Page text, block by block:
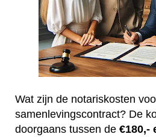
Wat zijn de notariskosten
samenlevingscontract? De
doorgaans tussen de €180,-